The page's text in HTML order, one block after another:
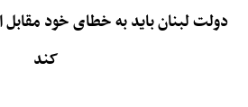
دولت لبنان باید به خطای خود مقابل
کند